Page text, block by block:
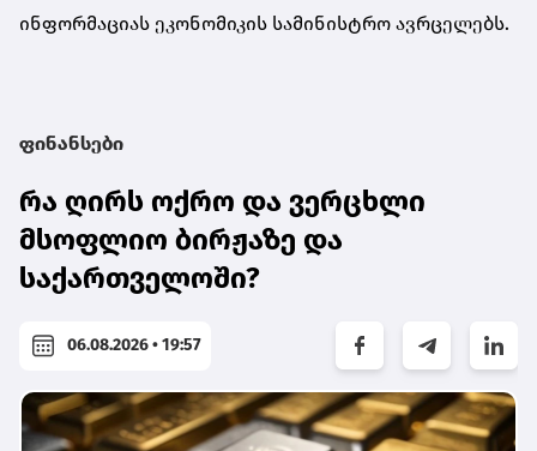
ინფორმაციას ეკონომიკის სამინისტრო ავრცელებს.
ფინანსები
რა ღირს ოქრო და ვერცხლი
მსოფლიო ბირჟაზე და
საქართველოში?
06.08.2026 • 19:57